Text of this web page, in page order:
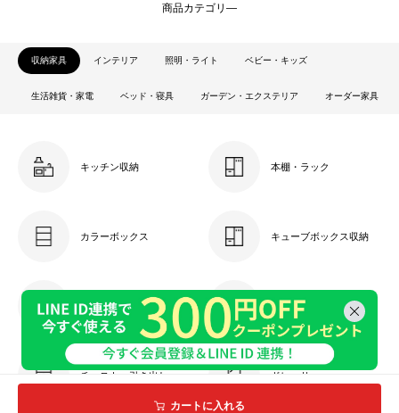
カートに入れる
商品カテゴリ―
収納家具 インテリア 照明・ライト ベビー・キッズ
生活雑貨・家電 ベッド・寝具 ガーデン・エクステリア オーダー家具
キッチン収納 本棚・ラック
カラーボックス キューブボックス収納
ケーブル収納 キャビネット
チェスト・引き出し ドレッサー